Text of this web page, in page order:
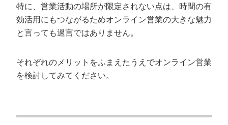
特に、営業活動の場所が限定されない点は、時間の有
効活用にもつながるためオンライン営業の大きな魅力
と言っても過言ではありません。
それぞれのメリットをふまえたうえでオンライン営業
を検討してみてください。